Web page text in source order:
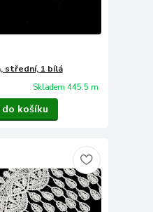
střední, 1 bílá
Skladem 445.5 m
košíku